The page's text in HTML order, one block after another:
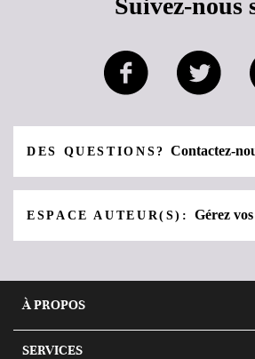
Suivez-nous
DES QUESTIONS?Contactez-
ESPACE AUTEUR(S):Gérez
À PROPOS
SERVICES